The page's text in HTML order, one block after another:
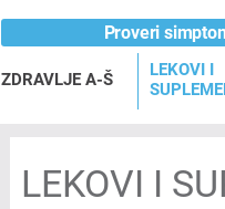
Proveri
ZDRAVLJE A-Š
LEKOVI I
LEKOVI I